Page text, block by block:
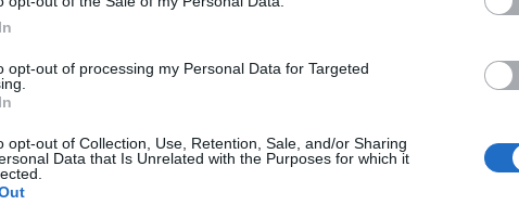
opt-out of processing my Personal Data for Targeted
opt-out of Collection, Use, Retention, Sale, and/or Sharing
Data that Is Unrelated with the Purposes for which it
a Trastevere.
arrestarli, con l’accusa di aggressione. Il riferimento è ai
nel centro di Roma, lo scorso16 giugno
. A finire in
destra. Motivo dell’aggressione una
da una delle vittime.
concludendo la serata dopo aver assistito, in